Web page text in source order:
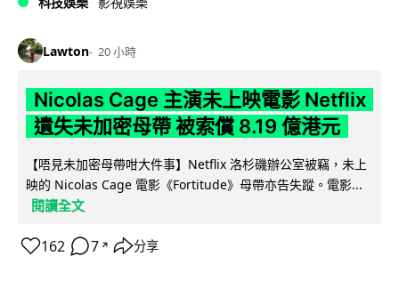
Lawton 20 小時
Nicolas Cage 主演未上映電影 Netflix
遺失未加密母帶 被索償 8.19 億港元
【唔見未加密母帶咁大件事】Netflix 洛杉磯辦公室被竊，未上
映的 Nicolas Cage 電影《Fortitude》母帶亦告失蹤。電影...
閱讀全文
162 7 ↗ 分享